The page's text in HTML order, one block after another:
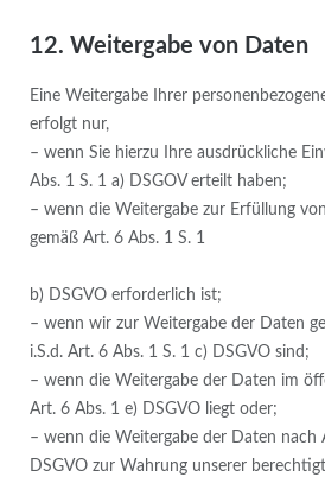
12. Weitergabe von Daten
Eine Weitergabe Ihrer
erfolgt nur,
– wenn Sie hierzu Ihre ausdrückliche
Abs. 1 S. 1 a) DSGOV erteilt haben;
– wenn die Weitergabe zur Erfüllung
gemäß Art. 6 Abs. 1 S. 1
b) DSGVO erforderlich ist;
– wenn wir zur Weitergabe der Daten
i.S.d. Art. 6 Abs. 1 S. 1 c) DSGVO sind;
– wenn die Weitergabe der Daten im
Art. 6 Abs. 1 e) DSGVO liegt oder;
– wenn die Weitergabe der Daten nach
DSGVO zur Wahrung unserer